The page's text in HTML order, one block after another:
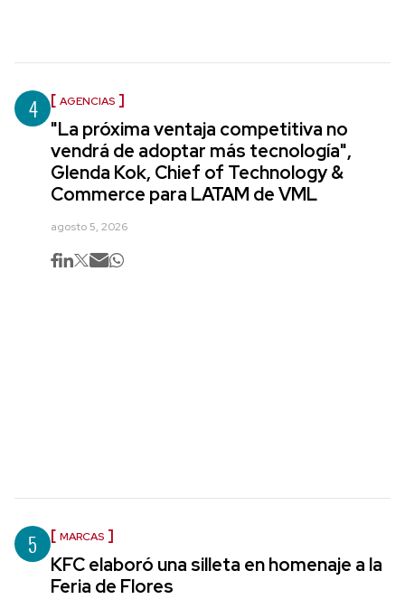
4 AGENCIAS
"La próxima ventaja competitiva no
vendrá de adoptar más tecnología",
Glenda Kok, Chief of Technology &
Commerce para LATAM de VML
agosto 5, 2026
5 MARCAS
KFC elaboró una silleta en homenaje a la
Feria de Flores